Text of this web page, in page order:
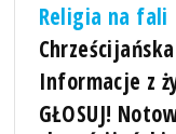
Religia na fali
Informacje z
GŁOSUJ!